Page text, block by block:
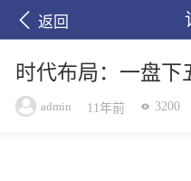
返回
时代布局：一盘下
admin 11年前 3200